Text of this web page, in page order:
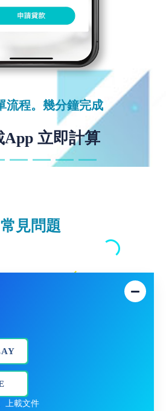
流程。幾分鐘完成
入個人資料
常見問題
上載文件